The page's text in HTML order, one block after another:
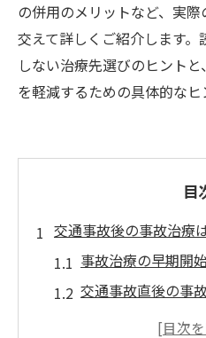
の併用のメリットなど、実
交えて詳しくご紹介します
しない治療先選びのヒント
を軽減するための具体的なヒ
目
交通事故後の事故治療
事故治療の早期開
交通事故直後の事